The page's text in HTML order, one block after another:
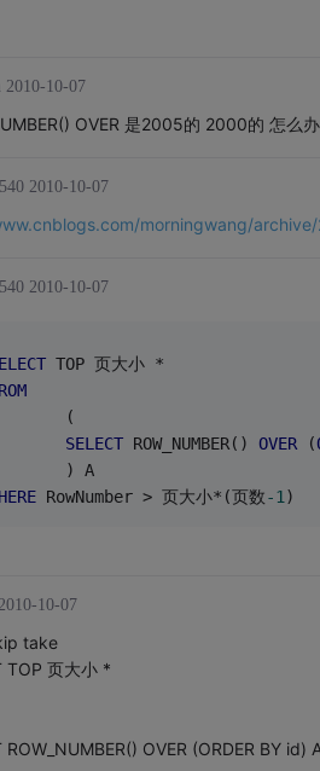
2010-10-07
OVER 是2005的 2000的 怎么办
2010-10-07
morningwang/
2010-10-07
TOP 页大小 *
(
SELECT ROW_NUMBER() OVER (
) A
RowNumber > 页大小*(页数-1 )
10-07
take
TOP 页大小 *
ROW_NUMBER() OVER (ORDER BY